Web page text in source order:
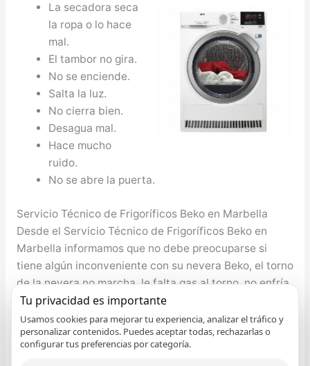
La secadora seca
la ropa o lo hace
mal.
El tambor no gira.
No se enciende.
Salta la luz.
No cierra bien.
Desagua mal.
Hace mucho
ruido.
No se abre la puerta.
Servicio Técnico de Frigoríficos Beko en Marbella
Desde el Servicio Técnico de Frigoríficos Beko en
Marbella informamos que no debe preocuparse si
tiene algún inconveniente con su nevera Beko, el torno
de la nevera no marcha, le falta gas al torno, no enfría
adecuadamente, etc. cualquier problema lo
resolvemos. Nuestro bienestar y el de nuestro seres
queridos depende eminentemente de la nutrición que
se tenga, por ende es de máxima importancia que se
Tu privacidad es importante
Usamos cookies para mejorar tu experiencia, analizar el tráfico y
personalizar contenidos. Puedes aceptar todas, rechazarlas o
configurar tus preferencias por categoría.